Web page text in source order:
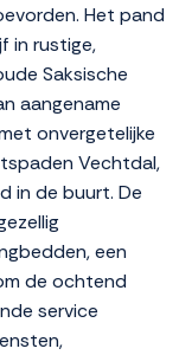
Het pand
in rustige,
Saksische
aangename
onvergetelijke
Vechtdal,
in de buurt. De
een
de ochtend
service